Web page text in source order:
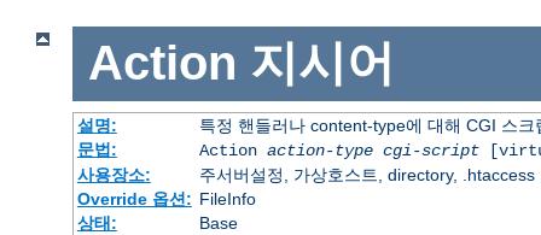
Action 지시어
설명:
특정 핸들러나 content-type에 대해 CGI 스크
문법:
Action action-type cgi-script
사용장소:
주서버설정, 가상호스트, directory, .htaccess
Override 옵션: FileInfo
상태:
Base